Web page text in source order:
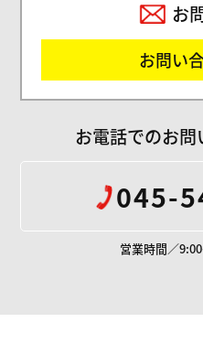
お
お問い
お電話でのお
045-
営業時間／